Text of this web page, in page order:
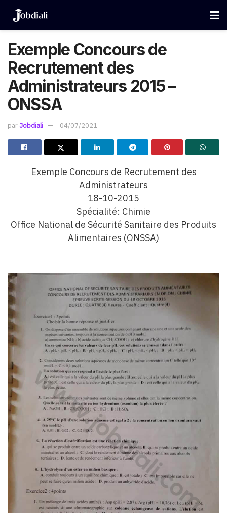
Exemple Concours de
Recrutement des
Administrateurs 2015 –
ONSSA
par Jobdiali 04/07/2021
Exemple Concours de Recrutement des
Administrateurs
18-10-2015
Spécialité: Chimie
Office National de Sécurité Sanitaire des Produits
Alimentaires (ONSSA)